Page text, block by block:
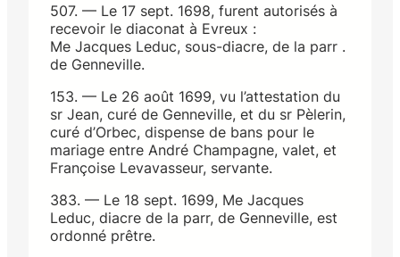
507. — Le 17 sept. 1698, furent autorisés à
recevoir le diaconat à Evreux :
Me Jacques Leduc, sous-diacre, de la parr .
de Genneville.
153. — Le 26 août 1699, vu l’attestation du
sr Jean, curé de Genneville, et du sr Pèlerin,
curé d’Orbec, dispense de bans pour le
mariage entre André Champagne, valet, et
Françoise Levavasseur, servante.
383. — Le 18 sept. 1699, Me Jacques
Leduc, diacre de la parr, de Genneville, est
ordonné prêtre.